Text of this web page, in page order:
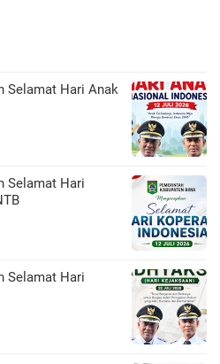
Selamat Hari Anak
Selamat Hari
Selamat Hari